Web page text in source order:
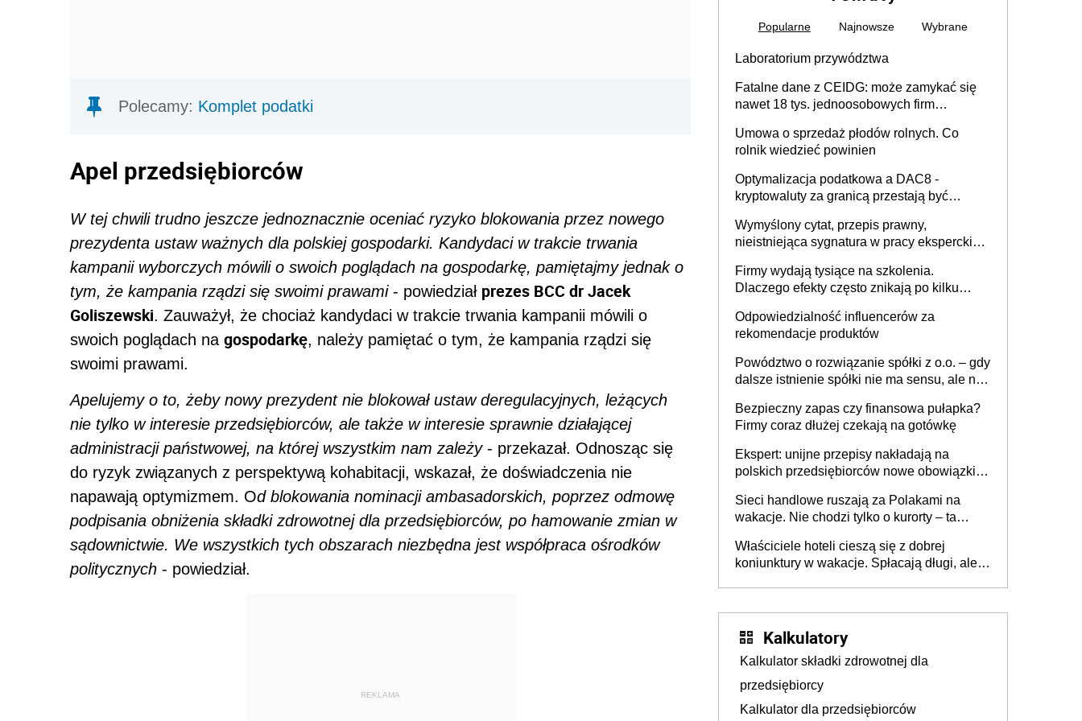
Polecamy: Komplet podatki
Apel przedsiębiorców
W tej chwili trudno jeszcze jednoznacznie oceniać ryzyko blokowania przez nowego
prezydenta ustaw ważnych dla polskiej gospodarki. Kandydaci w trakcie trwania
kampanii wyborczych mówili o swoich poglądach na gospodarkę, pamiętajmy jednak o
tym, że kampania rządzi się swoimi prawami- powiedział prezes BCC dr Jacek
Goliszewski. Zauważył, że chociaż kandydaci w trakcie trwania kampanii mówili o
swoich poglądach na gospodarkę, należy pamiętać o tym, że kampania rządzi się
swoimi prawami.
Apelujemy o to, żeby nowy prezydent nie blokował ustaw deregulacyjnych, leżących
nie tylko w interesie przedsiębiorców, ale także w interesie sprawnie działającej
administracji państwowej, na której wszystkim nam zależy- przekazał. Odnosząc się
do ryzyk związanych z perspektywą kohabitacji, wskazał, że doświadczenia nie
napawają optymizmem. Od blokowania nominacji ambasadorskich, poprzez odmowę
podpisania obniżenia składki zdrowotnej dla przedsiębiorców, po hamowanie zmian w
sądownictwie. We wszystkich tych obszarach niezbędna jest współpraca ośrodków
politycznych - powiedział.
REKLAMA
Popularne Najnowsze Wybrane
Laboratorium przywództwa
Fatalne dane z CEIDG: może zamykać się
nawet 18 tys. jednoosobowych firm
Umowa o sprzedaż płodów rolnych. Co
rolnik wiedzieć powinien
Optymalizacja podatkowa a DAC8 -
kryptowaluty za granicą przestają być
Wymyślony cytat, przepis prawny,
nieistniejąca sygnatura w pracy eksperckiej -
firmie
Firmy wydają tysiące na szkolenia.
Dlaczego efekty często znikają po kilku
Odpowiedzialność influencerów za
rekomendacje produktów
Powództwo o rozwiązanie spółki z o.o. – gdy
dalsze istnienie spółki nie ma sensu, ale nie
Bezpieczny zapas czy finansowa pułapka?
Firmy coraz dłużej czekają na gotówkę
Ekspert: unijne przepisy nakładają na
polskich przedsiębiorców nowe obowiązki w
Sieci handlowe ruszają za Polakami na
wakacje. Nie chodzi tylko o kurorty – ta
tam, gdzie wielu spędzi urlop po cichu
Właściciele hoteli cieszą się z dobrej
koniunktury w wakacje. Spłacają długi, ale
Kalkulatory
Kalkulator składki zdrowotnej dla
przedsiębiorcy
Kalkulator dla przedsiębiorców